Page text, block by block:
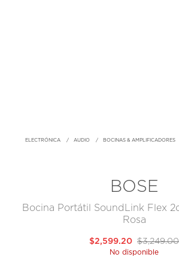
ELECTRÓNICA AUDIO BOCINAS & AMPLIFICADORES
BOSE
Bocina Portátil SoundLink Flex
Rosa
$3,249.00
$2,599.20
No disponible